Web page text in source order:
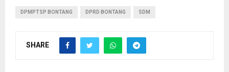
DPMPTSP BONTANG DPRD BONTANG SDM
SHARE